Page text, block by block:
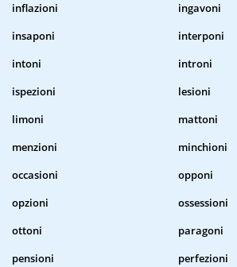
inflazioni
ingavoni
insaponi
interponi
intoni
introni
ispezioni
lesioni
limoni
mattoni
menzioni
minchioni
occasioni
opponi
opzioni
ossessioni
ottoni
paragoni
pensioni
perfezioni